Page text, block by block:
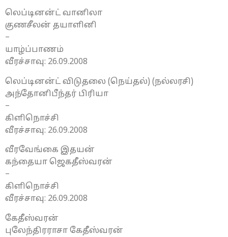
லெப்டினன்ட் வானிலா
குணசீலன் தயாளினி
–
யாழ்ப்பாணம்
வீரச்சாவு: 26.09.2008
லெப்டினன்ட் விடுதலை (நெய்தல்) (நல்லரசி)
அந்தோனிபீந்தர் பிரியா
–
கிளிநொச்சி
வீரச்சாவு: 26.09.2008
வீரவேங்கை இதயன்
கந்தையா ஜெகதீஸ்வரன்
–
கிளிநொச்சி
வீரச்சாவு: 26.09.2008
கேதீஸ்வரன்
புலேந்திரராசா கேதீஸ்வரன்